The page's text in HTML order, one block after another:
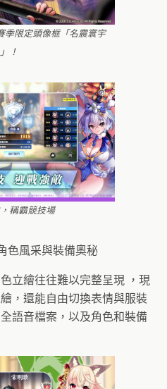
季限定頭像框「名震寰宇
」！
稱霸競技場
色風采與裝備奧秘
立繪往往難以完整呈現 ，現
，還能自由切換表情與服裝
語音檔案，以及角色和裝備